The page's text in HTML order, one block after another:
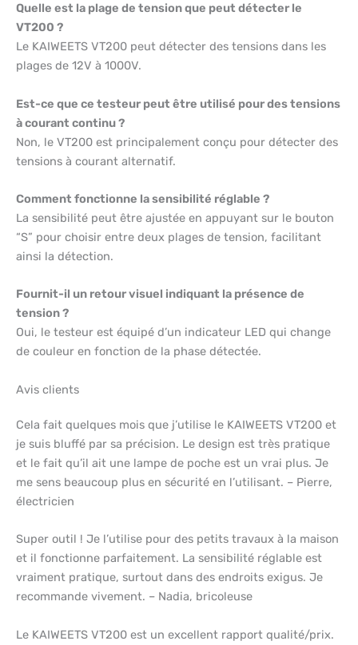
Quelle est la plage de tension que peut détecter le
VT200 ?
Le KAIWEETS VT200 peut détecter des tensions dans les
plages de 12V à 1000V.
Est-ce que ce testeur peut être utilisé pour des tensions
à courant continu ?
Non, le VT200 est principalement conçu pour détecter des
tensions à courant alternatif.
Comment fonctionne la sensibilité réglable ?
La sensibilité peut être ajustée en appuyant sur le bouton
“S” pour choisir entre deux plages de tension, facilitant
ainsi la détection.
Fournit-il un retour visuel indiquant la présence de
tension ?
Oui, le testeur est équipé d’un indicateur LED qui change
de couleur en fonction de la phase détectée.
Avis clients
Cela fait quelques mois que j’utilise le KAIWEETS VT200 et
je suis bluffé par sa précision. Le design est très pratique
et le fait qu’il ait une lampe de poche est un vrai plus. Je
me sens beaucoup plus en sécurité en l’utilisant. – Pierre,
électricien
Super outil ! Je l’utilise pour des petits travaux à la maison
et il fonctionne parfaitement. La sensibilité réglable est
vraiment pratique, surtout dans des endroits exigus. Je
recommande vivement. – Nadia, bricoleuse
Le KAIWEETS VT200 est un excellent rapport qualité/prix.